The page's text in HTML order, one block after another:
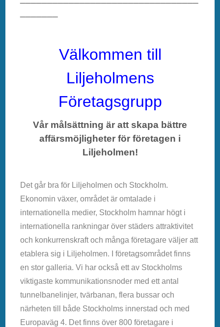
Välkommen till
Liljeholmens
Företagsgrupp
Vår målsättning är att skapa bättre
affärsmöjligheter för företagen i
Liljeholmen!
Det går bra för Liljeholmen och Stockholm.
Ekonomin växer, området är omtalade i
internationella medier, Stockholm hamnar högt i
internationella rankningar över städers attraktivitet
och konkurrenskraft och många företagare väljer att
etablera sig i Liljeholmen. I företagsområdet finns
en stor galleria. Vi har också ett av Stockholms
viktigaste kommunikationsnoder med ett antal
tunnelbanelinjer, tvärbanan, flera bussar och
närheten till både Stockholms innerstad och med
Europaväg 4. Det finns över 800 företagare i